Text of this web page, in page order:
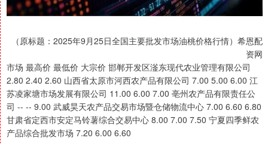
（原标题：2025年9月25日全国主要批发市场油桃价格行情）希恩配
资网
市场 最高价 最低价 大宗价 邯郸开发区滏东现代农业管理有限公司
2.80 2.40 2.60 山西省太原市河西农产品有限公司 7.00 5.00 6.00 江
苏凌家塘市场发展有限公司 11.00 6.00 7.00 亳州农产品有限责任公
司 -- -- 9.00 武威昊天农产品交易市场暨仓储物流中心 7.00 6.60 6.80
甘肃省定西市安定马铃薯综合交易中心 8.00 7.00 7.50 宁夏四季鲜农
产品综合批发市场 7.20 6.00 6.60